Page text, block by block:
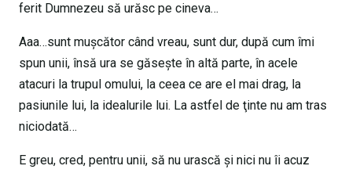
ferit Dumnezeu să urăsc pe cineva…
Aaa…sunt muşcător când vreau, sunt dur, după cum îmi
spun unii, însă ura se găseşte în altă parte, în acele
atacuri la trupul omului, la ceea ce are el mai drag, la
pasiunile lui, la idealurile lui. La astfel de ţinte nu am tras
niciodată…
E greu, cred, pentru unii, să nu urască şi nici nu îi acuz